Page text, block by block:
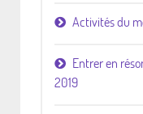
Activités du
Entrer en
2019